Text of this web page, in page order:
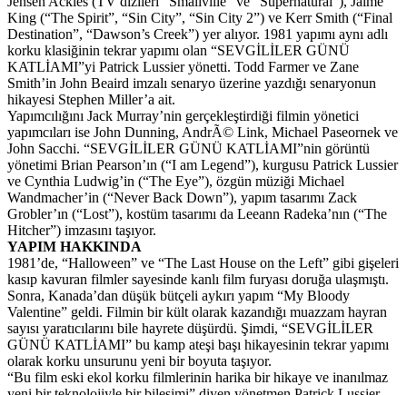
King (“The Spirit”, “Sin City”, “Sin City 2”) ve Kerr Smith (“Final
Destination”, “Dawson’s Creek”) yer alıyor. 1981 yapımı aynı adlı
korku klasiğinin tekrar yapımı olan “SEVGİLİLER GÜNÜ
KATLİAMI”yi Patrick Lussier yönetti. Todd Farmer ve Zane
Smith’in John Beaird imzalı senaryo üzerine yazdığı senaryonun
hikayesi Stephen Miller’a ait.
Yapımcılığını Jack Murray’nin gerçekleştirdiği filmin yönetici
yapımcıları ise John Dunning, AndrÃ© Link, Michael Paseornek ve
John Sacchi. “SEVGİLİLER GÜNÜ KATLİAMI”nin görüntü
yönetimi Brian Pearson’ın (“I am Legend”), kurgusu Patrick Lussier
ve Cynthia Ludwig’in (“The Eye”), özgün müziği Michael
Wandmacher’in (“Never Back Down”), yapım tasarımı Zack
Grobler’ın (“Lost”), kostüm tasarımı da Leeann Radeka’nın (“The
Hitcher”) imzasını taşıyor.
YAPIM HAKKINDA
1981’de, “Halloween” ve “The Last House on the Left” gibi gişeleri
kasıp kavuran filmler sayesinde kanlı film furyası doruğa ulaşmıştı.
Sonra, Kanada’dan düşük bütçeli aykırı yapım “My Bloody
Valentine” geldi. Filmin bir kült olarak kazandığı muazzam hayran
sayısı yaratıcılarını bile hayrete düşürdü. Şimdi, “SEVGİLİLER
GÜNÜ KATLİAMI” bu kamp ateşi başı hikayesinin tekrar yapımı
olarak korku unsurunu yeni bir boyuta taşıyor.
“Bu film eski ekol korku filmlerinin harika bir hikaye ve inanılmaz